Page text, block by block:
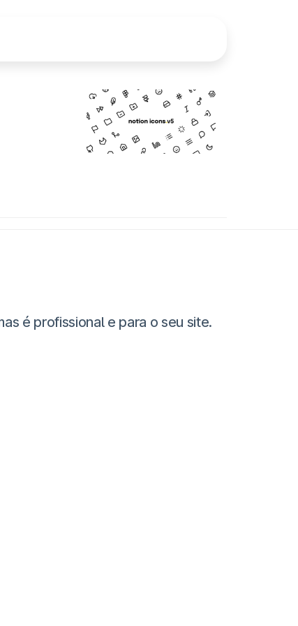
é profissional e para o seu site.